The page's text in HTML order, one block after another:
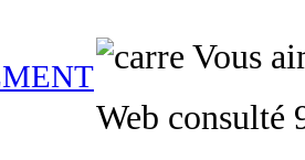
Vous
Web consulté